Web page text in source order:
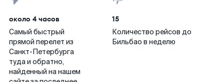
около 4 часов
Самый быстрый
прямой перелет из
Санкт-Петербурга
туда и обратно,
найденный на нашем
15
Количество рейсов до
Бильбао в неделю